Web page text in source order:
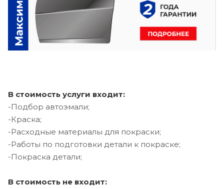
В стоимость услуги входит:
-Подбор автоэмали;
-Краска;
-Расходные материалы для покраски;
-Работы по подготовки детали к покраске;
-Покраска детали;
В стоимость не входит: